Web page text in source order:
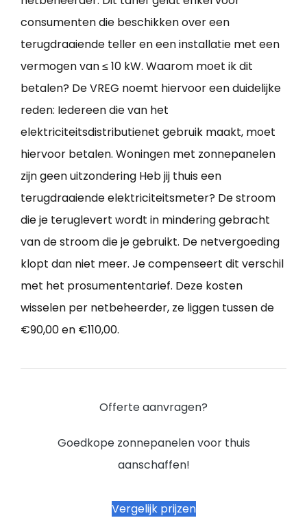
consumenten die beschikken over een
terugdraaiende teller en een installatie met een
vermogen van ≤ 10 kW. Waarom moet ik dit
betalen? De VREG noemt hiervoor een duidelijke
reden: Iedereen die van het
elektriciteitsdistributienet gebruik maakt, moet
hiervoor betalen. Woningen met zonnepanelen
zijn geen uitzondering Heb jij thuis een
terugdraaiende elektriciteitsmeter? De stroom
die je teruglevert wordt in mindering gebracht
van de stroom die je gebruikt. De netvergoeding
klopt dan niet meer. Je compenseert dit verschil
met het prosumententarief. Deze kosten
wisselen per netbeheerder, ze liggen tussen de
€90,00 en €110,00.
Offerte aanvragen?
Goedkope zonnepanelen voor thuis
aanschaffen!
Vergelijk prijzen